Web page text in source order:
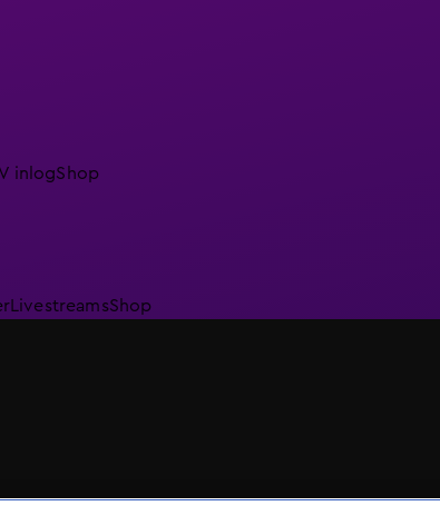
inlogShop
LivestreamsShop